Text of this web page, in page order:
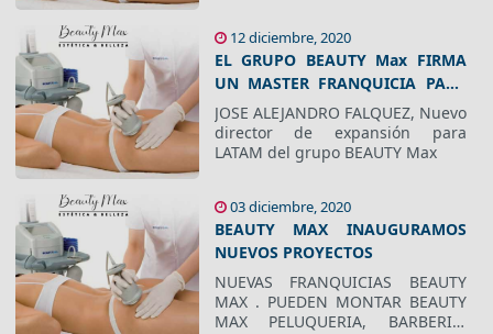
12 diciembre, 2020
EL GRUPO BEAUTY Max FIRMA
UN MASTER FRANQUICIA PARA
LATAM
JOSE ALEJANDRO FALQUEZ, Nuevo
director de expansión para
LATAM del grupo BEAUTY Max
03 diciembre, 2020
BEAUTY MAX INAUGURAMOS
NUEVOS PROYECTOS
NUEVAS FRANQUICIAS BEAUTY
MAX . PUEDEN MONTAR BEAUTY
MAX PELUQUERIA, BARBERIA,